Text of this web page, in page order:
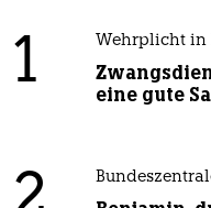
1 Wehrplicht in
eine gute